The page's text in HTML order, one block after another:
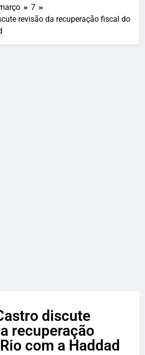
7
revisão da recuperação fiscal do
discute
recuperação
com a Haddad